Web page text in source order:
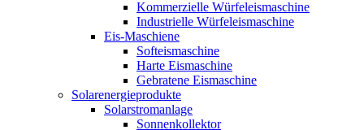
Kommerzielle Würfeleismaschine
Industrielle Würfeleismaschine
Eis-Maschiene
Softeismaschine
Harte Eismaschine
Gebratene Eismaschine
Solarenergieprodukte
Solarstromanlage
Sonnenkollektor